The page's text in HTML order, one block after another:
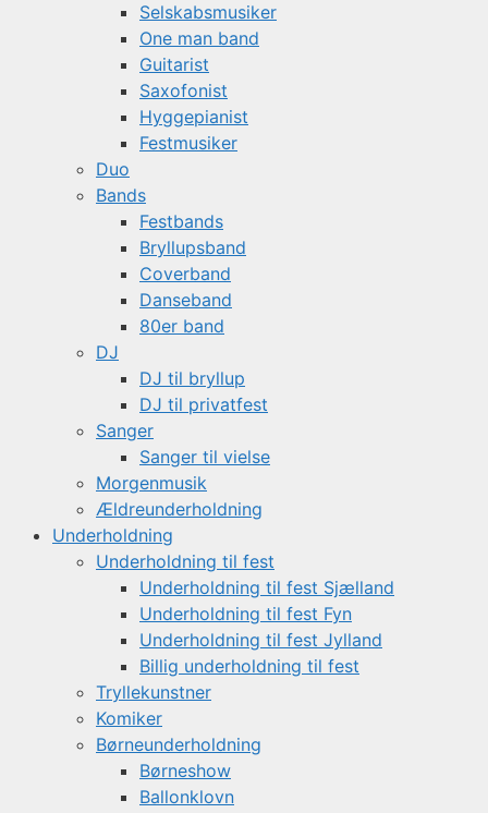
Selskabsmusiker
One man band
Guitarist
Saxofonist
Hyggepianist
Festmusiker
Duo
Bands
Festbands
Bryllupsband
Coverband
Danseband
80er band
DJ
DJ til bryllup
DJ til privatfest
Sanger
Sanger til vielse
Morgenmusik
Ældreunderholdning
Underholdning
Underholdning til fest
Underholdning til fest Sjælland
Underholdning til fest Fyn
Underholdning til fest Jylland
Billig underholdning til fest
Tryllekunstner
Komiker
Børneunderholdning
Børneshow
Ballonklovn